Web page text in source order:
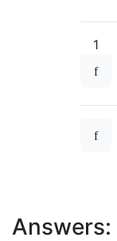
1
Answers: